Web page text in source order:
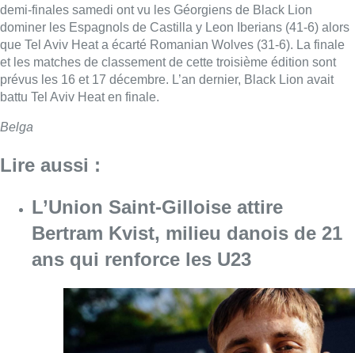
demi-finales samedi ont vu les Géorgiens de Black Lion
dominer les Espagnols de Castilla y Leon Iberians (41-6) alors
que Tel Aviv Heat a écarté Romanian Wolves (31-6). La finale
et les matches de classement de cette troisième édition sont
prévus les 16 et 17 décembre. L’an dernier, Black Lion avait
battu Tel Aviv Heat en finale.
Belga
Lire aussi :
L’Union Saint-Gilloise attire
Bertram Kvist, milieu danois de 21
ans qui renforce les U23